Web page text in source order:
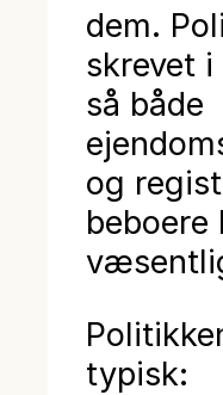
dem.
skrevet
så både
og
beboere
typisk: